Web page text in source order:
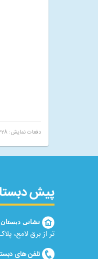
دفعات نمایش: 6228
نشانی دبستان
تر از برق لامع، پلاک
تلفن های